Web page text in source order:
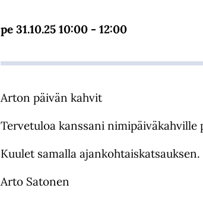
pe 31.10.25 10:00 - 12:00
Arton päivän kahvit
Tervetuloa kanssani nimipäiväkahville
Kuulet samalla ajankohtaiskatsauksen.
Arto Satonen